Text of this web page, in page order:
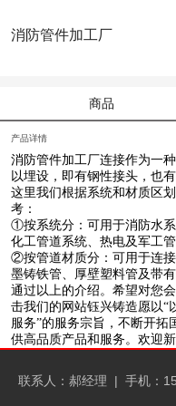
消防管件加工厂
商品
产品详情
消防管件加工厂连接作为一
以埋设，即有钢性接头，也
这里我们根据系统和材质区
考：
①按系统分：可用于消防水
化工管道系统、热电及军工
②按管道材质分：可用于连
墨铸铁管、厚壁塑料管及带
通过以上的介绍。希望对您
击我们的网站钰兴铸造愿以“
服务”的服务宗旨，不断开
供高品质产品和服务。欢迎
联系人：郝经理 | 手机：